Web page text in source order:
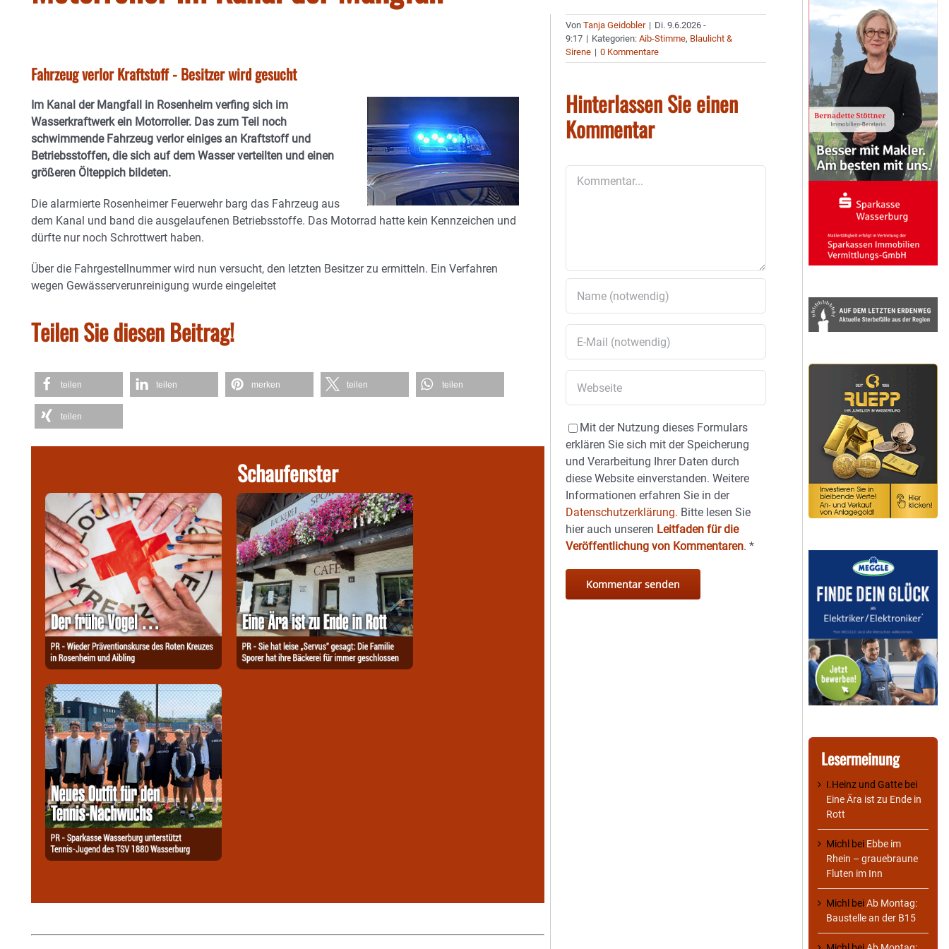
Fahrzeug verlor Kraftstoff - Besitzer wird gesucht
Im Kanal der Mangfall in Rosenheim verfing sich im
Wasserkraftwerk ein Motorroller. Das zum Teil noch
schwimmende Fahrzeug verlor einiges an Kraftstoff und
Betriebsstoffen, die sich auf dem Wasser verteilten und einen
größeren Ölteppich bildeten.
Die alarmierte Rosenheimer Feuerwehr barg das Fahrzeug aus
dem Kanal und band die ausgelaufenen Betriebsstoffe. Das Motorrad hatte kein Kennzeichen und
dürfte nur noch Schrottwert haben.
Über die Fahrgestellnummer wird nun versucht, den letzten Besitzer zu ermitteln. Ein Verfahren
wegen Gewässerverunreinigung wurde eingeleitet
Teilen Sie diesen Beitrag!
teilen teilen merken teilen teilen
teilen
Schaufenster
VonTanja Geidobler | Di. 9.6.2026 -
9:17 | Kategorien:Aib-Stimme, Blaulicht &
Sirene | 0 Kommentare
Hinterlassen Sie einen
Kommentar
Mit der Nutzung dieses Formulars
erklären Sie sich mit der Speicherung
und Verarbeitung Ihrer Daten durch
diese Website einverstanden. Weitere
Informationen erfahren Sie in der
Datenschutzerklärung. Bitte lesen Sie
hier auch unseren Leitfaden für die
Veröffentlichung von Kommentaren.*
Lesermeinung
I.Heinz und Gatte bei
Eine Ära ist zu Ende in
Rott
Michl bei Ebbe im
Rhein – grauebraune
Fluten im Inn
Michl beiAb Montag:
Baustelle an der B15